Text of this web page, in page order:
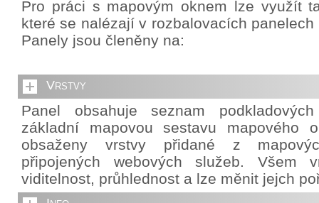
Pro práci s mapovým oknem lze využít
které se nalézají v rozbalovacích
Panely jsou členěny na:
Vrstvy
Panel obsahuje seznam
základní mapovou sestavu mapového
obsaženy vrstvy přidané z
připojených webových služeb. Všem
viditelnost, průhlednost a lze měnit jejch